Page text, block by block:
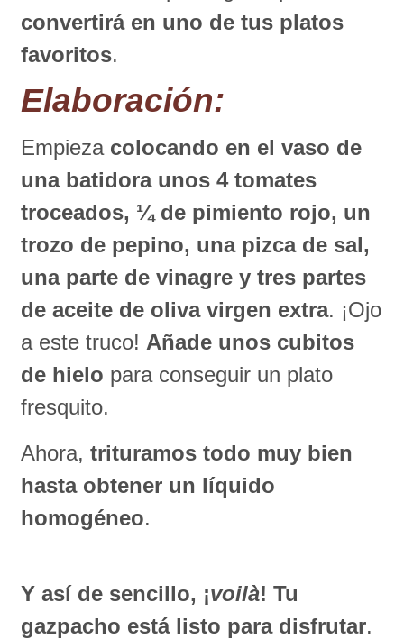
convertirá en uno de tus platos
favoritos.
Elaboración:
Empieza colocando en el vaso de
una batidora unos 4 tomates
troceados, ¼ de pimiento rojo, un
trozo de pepino, una pizca de sal,
una parte de vinagre y tres partes
de aceite de oliva virgen extra. ¡Ojo
a este truco! Añade unos cubitos
de hielo para conseguir un plato
fresquito.
Ahora,trituramos todo muy bien
hasta obtener un líquido
homogéneo.
Y así de sencillo, ¡voilà! Tu
gazpacho está listo para disfrutar.